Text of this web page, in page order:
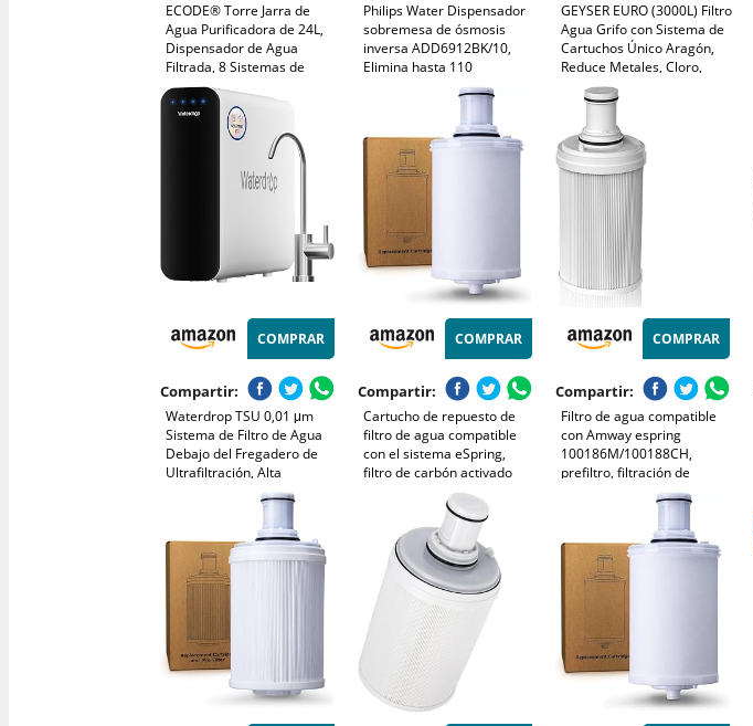
ECODE® Torre Jarra de
Agua Purificadora de 24L,
Dispensador de Agua
Filtrada, 8 Sistemas de
Filtrado, Filtro Cerámico,
Carbon, Piedras Naturales,
Jarra Purificadora, Aqua
Filter Tower
Philips Water Dispensador
sobremesa de ósmosis
inversa ADD6912BK/10,
Elimina hasta 110
sustancias, Agua fría,
Caliente y a Temperatura
Ambiente, Vida útil del Filtro
1 año
GEYSER EURO (3000L) Filtro
Agua Grifo con Sistema de
Cartuchos Único Aragón,
Reduce Metales, Cloro,
Bacterias, Pesticidas, Filtro
de Agua para Grifo
(Cartucho de 3000 l
Incluido)
COMPRAR
Compartir:
Waterdrop TSU 0,01 μm
Sistema de Filtro de Agua
Debajo del Fregadero de
Ultrafiltración, Alta
Capacidad de 3 Etapas,
Panel Inteligente, Sin Aguas
Residuales, Reducir PFAS,
PFOA/PFOS
COMPRAR
Compartir:
Cartucho de repuesto de
filtro de agua compatible
con el sistema eSpring,
filtro de carbón activado
100186 99.9% de
contaminantes mientras
retiene minerales,
COMPRAR
Compartir:
Filtro de agua compatible
con Amway espring
100186M/100188CH,
prefiltro, filtración de
carbón activo HEPA, elimina
olores, mejora el sabor del